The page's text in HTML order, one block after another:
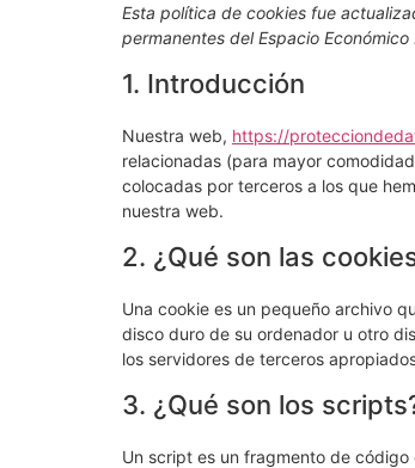
Esta política de cookies fue
permanentes del Espacio Económico
1. Introducción
Nuestra web, https://
relacionadas (para mayor
colocadas por terceros a los que
nuestra web.
2. ¿Qué son las
Una cookie es un pequeño archivo
disco duro de su ordenador u otro
los servidores de terceros
3. ¿Qué son los
Un script es un fragmento de